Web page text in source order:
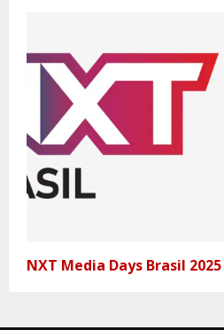
NXT Media Days Brasil 2025